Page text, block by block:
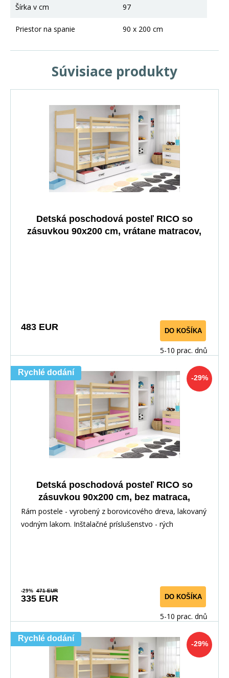
Šírka v cm 97
Priestor na spanie 90 x 200 cm
Súvisiace produkty
Detská poschodová posteľ RICO so
zásuvkou 90x200 cm, vrátane matracov,
483 EUR DO KOŠÍKA
5-10 prac. dnů
-29%
Rychlé dodání
Detská poschodová posteľ RICO so
zásuvkou 90x200 cm, bez matraca,
Prírodná/Ružová
Rám postele - vyrobený z borovicového dreva, lakovaný
vodným lakom. Inštalačné príslušenstvo - rých
-29% 471 EUR
335 EUR DO KOŠÍKA
5-10 prac. dnů
-29%
Rychlé dodání